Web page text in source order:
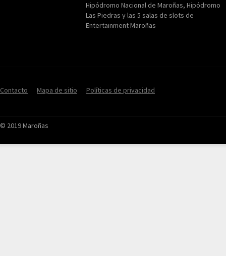
Hipódromo Nacional de Maroñas, Hipódromo
Las Piedras y las 5 salas de slots de
Entertainment Maroñas
Contacto Mapa de sitio Políticas de privacidad
© 2019 Maroñas